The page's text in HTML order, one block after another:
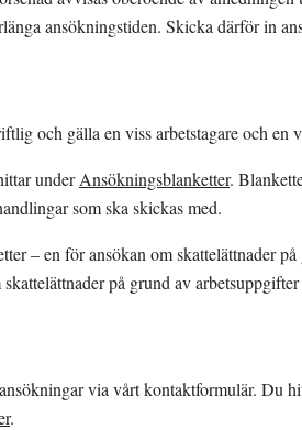
ansökningstiden. Skicka därför in
och gälla en viss arbetstagare och en
under Ansökningsblanketter.
som ska skickas med.
– en för ansökan om skattelättnader
på grund av
.